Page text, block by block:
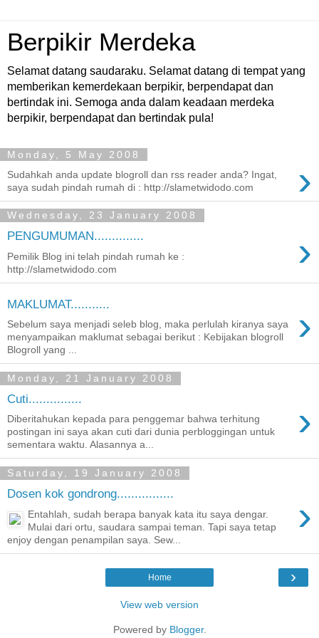
Berpikir Merdeka
Selamat datang saudaraku. Selamat datang di tempat yang
memberikan kemerdekaan berpikir, berpendapat dan
bertindak ini. Semoga anda dalam keadaan merdeka
berpikir, berpendapat dan bertindak pula!
Monday, 5 May 2008
›
Sudahkah anda update blogroll dan rss reader anda? Ingat,
saya sudah pindah rumah di : http://slametwidodo.com
Wednesday, 23 January 2008
PENGUMUMAN.............. ›
Pemilik Blog ini telah pindah rumah ke :
http://slametwidodo.com
MAKLUMAT........... ›
Sebelum saya menjadi seleb blog, maka perlulah kiranya saya
menyampaikan maklumat sebagai berikut : Kebijakan blogroll
Blogroll yang ...
Monday, 21 January 2008
Cuti............... ›
Diberitahukan kepada para penggemar bahwa terhitung
postingan ini saya akan cuti dari dunia perbloggingan untuk
sementara waktu. Alasannya a...
Saturday, 19 January 2008
Dosen kok gondrong................ ›
Entahlah, sudah berapa banyak kata itu saya dengar.
Mulai dari ortu, saudara sampai teman. Tapi saya tetap
enjoy dengan penampilan saya. Sew...
›
Home
View web version
Powered by Blogger.